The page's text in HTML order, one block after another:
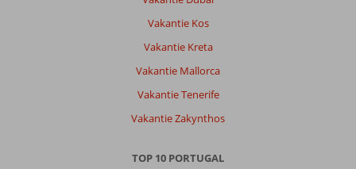
Vakantie Kos
Vakantie Kreta
Vakantie Mallorca
Vakantie Tenerife
Vakantie Zakynthos
TOP 10 PORTUGAL